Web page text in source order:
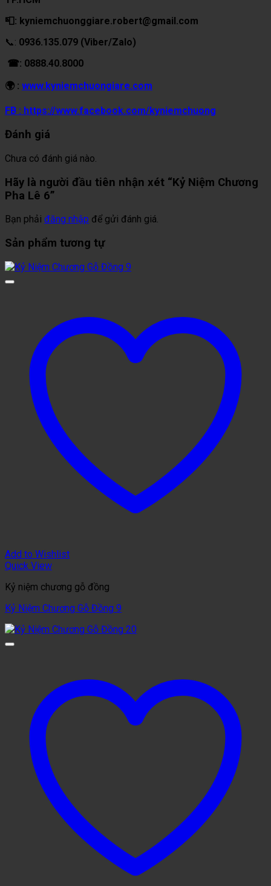
📮: kyniemchuonggiare.robert@gmail.com
📞: 0936.135.079 (Viber/Zalo)
☎: 0888.40.8000
🌍 : www.kyniemchuongiare.com
FB : https://www.facebook.com/kyniemchuong
Đánh giá
Chưa có đánh giá nào.
Hãy là người đầu tiên nhận xét “Kỷ Niệm Chương
Pha Lê 6”
Bạn phải đăng nhập để gửi đánh giá.
Sản phẩm tương tự
Add to Wishlist
Quick View
Kỷ niệm chương gỗ đồng
Kỷ Niệm Chương Gỗ Đồng 9